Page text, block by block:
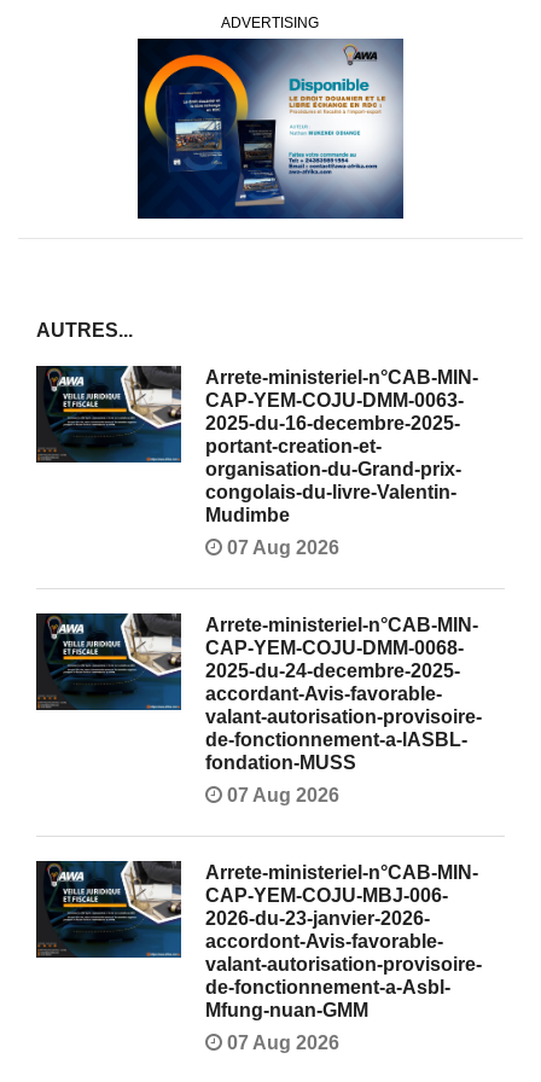
ADVERTISING
AUTRES...
Arrete-ministeriel-n°CAB-MIN-
CAP-YEM-COJU-DMM-0063-
2025-du-16-decembre-2025-
portant-creation-et-
organisation-du-Grand-prix-
congolais-du-livre-Valentin-
Mudimbe
07 Aug 2026
Arrete-ministeriel-n°CAB-MIN-
CAP-YEM-COJU-DMM-0068-
2025-du-24-decembre-2025-
accordant-Avis-favorable-
valant-autorisation-provisoire-
de-fonctionnement-a-lASBL-
fondation-MUSS
07 Aug 2026
Arrete-ministeriel-n°CAB-MIN-
CAP-YEM-COJU-MBJ-006-
2026-du-23-janvier-2026-
accordont-Avis-favorable-
valant-autorisation-provisoire-
de-fonctionnement-a-Asbl-
Mfung-nuan-GMM
07 Aug 2026